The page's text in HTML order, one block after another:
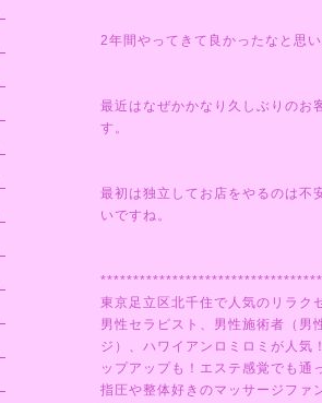
2年間やってきて良かったなと思い
最近はなぜかかなり久しぶりのお
す。
最初は独立してお店をやるのは不
いですね。
東京足立区北千住で人気のリラク
男性セラピスト、男性施術者（男
ジ）、ハワイアンロミロミが人気
ップアップも！エステ感覚でも通
指圧や整体好きのマッサージファ